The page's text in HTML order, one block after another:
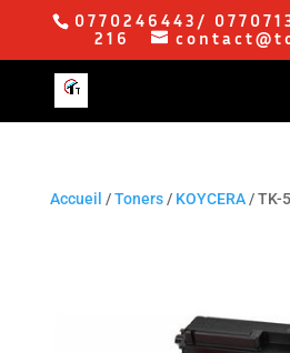
0770246443/
216
Accueil /Toners/ KOYCERA/ TK-